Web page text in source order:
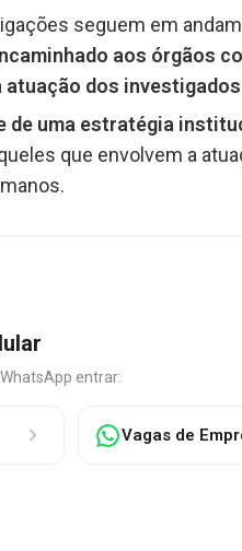
seguem em
aos órgãos
dos
de uma estratégia
que envolvem a
entrar:
Vagas de